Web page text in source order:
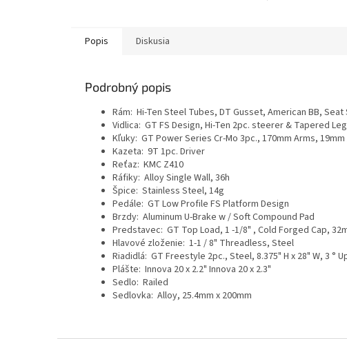
Popis Diskusia
Podrobný popis
Rám: Hi-Ten Steel Tubes, DT Gusset, American BB,
Vidlica: GT FS Design, Hi-Ten 2pc. steerer & Tapered
Kľuky: GT Power Series Cr-Mo 3pc., 170mm Arms,
Kazeta: 9T 1pc. Driver
Reťaz: KMC Z410
Ráfiky: Alloy Single Wall, 36h
Špice: Stainless Steel, 14g
Pedále: GT Low Profile FS Platform Design
Brzdy: Aluminum U-Brake w / Soft Compound Pad
Predstavec: GT Top Load, 1 -1/8" , Cold Forged Cap,
Hlavové zloženie: 1-1 / 8" Threadless, Steel
Riadidlá: GT Freestyle 2pc., Steel, 8.375" H x 28" W, 3 °
Plášte: Innova 20 x 2.2" Innova 20 x 2.3"
Sedlo: Railed
Sedlovka: Alloy, 25.4mm x 200mm